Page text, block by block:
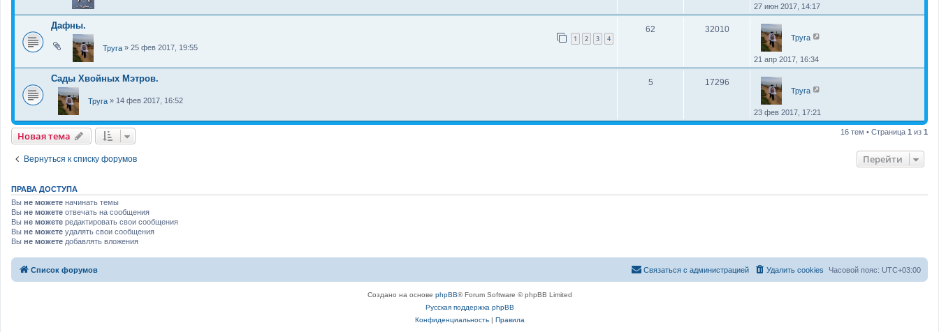
27 июн 2017, 14:17
Дафны.
Труга » 25 фев 2017, 19:55
1 2 3 4
62 32010
Труга
21 апр 2017, 16:34
Сады Хвойных Мэтров.
Труга » 14 фев 2017, 16:52
5 17296
Труга
23 фев 2017, 17:21
Новая тема
Новаятема 16 тем • Страница 1 из 1
Вернуться к списку форумов Перейти
ПРАВА ДОСТУПА
Вы не можете начинать темы
Вы не можете отвечать на сообщения
Вы не можете редактировать свои сообщения
Вы не можете удалять свои сообщения
Вы не можете добавлять вложения
Список форумов Часовой пояс: UTC+03:00
Удалить cookies
Связаться с
Связаться с администрацией
Создано на основе phpBB® Forum Software © phpBB Limited
Русская поддержка phpBB
Конфиденциальность| Правила